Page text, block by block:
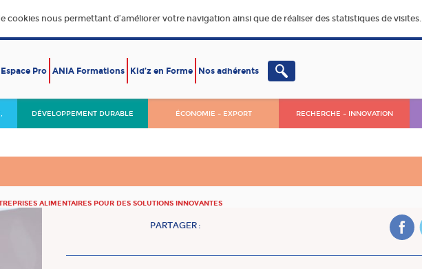
nous permettant d’améliorer votre navigation ainsi que de réaliser des statistiques de visites.
Espace Pro ANIA Formations Kid’z en Forme Nos adhérents
DÉVELOPPEMENT DURABLE ÉCONOMIE – EXPORT RECHERCHE – INNOVATION
ALIMENTAIRES POUR DES SOLUTIONS INNOVANTES
PARTAGER :